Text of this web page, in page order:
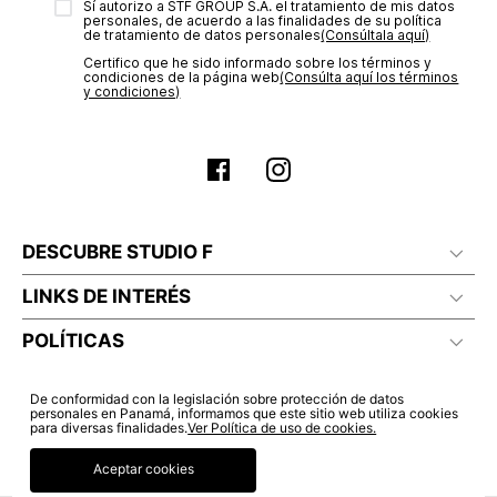
estado de tu compra puedes ingresar al menú de “Mi cuenta -
Mis Pedidos” en nuestra página webwww.studiofpanama.pa
Sí autorizo a STF GROUP S.A. el tratamiento de mis datos
personales, de acuerdo a las finalidades de su política
de tratamiento de datos personales‎(Consúltala aquí)
Certifico que he sido informado sobre los términos y
condiciones de la página web‎(Consúlta aquí los términos
y condiciones)
DESCUBRE STUDIO F
LINKS DE INTERÉS
POLÍTICAS
De conformidad con la legislación sobre protección de datos
personales en Panamá, informamos que este sitio web utiliza cookies
para diversas finalidades.Ver Política de uso de cookies.
Aceptar cookies